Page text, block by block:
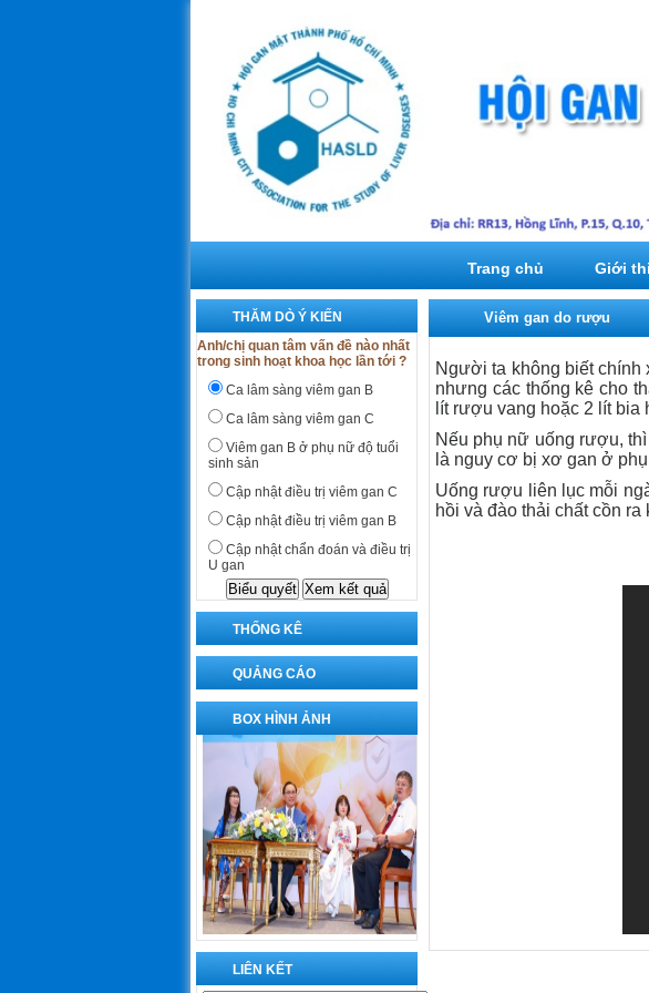
Trang chủ Giới
THĂM DÒ Ý KIẾN
Anh/chị quan tâm vấn đề nào nhất
trong sinh hoạt khoa học lần tới ?
Ca lâm sàng viêm gan B
Ca lâm sàng viêm gan C
Viêm gan B ở phụ nữ độ tuổi
sinh sản
Cập nhật điều trị viêm gan C
Cập nhật điều trị viêm gan B
Cập nhật chẩn đoán và điều trị
U gan
THỐNG KÊ
QUẢNG CÁO
BOX HÌNH ẢNH
LIÊN KẾT
Viêm gan do rượu
Người ta không biết chính
nhưng các thống kê cho
lít rượu vang hoặc 2 lít
Nếu phụ nữ uống rượu,
là nguy cơ bị xơ gan ở
Uống rượu liên lục mỗi
hồi và đào thải chất cồn ra